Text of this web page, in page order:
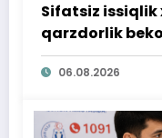
Sifatsiz issiqlik
qarzdorlik
06.08.2026